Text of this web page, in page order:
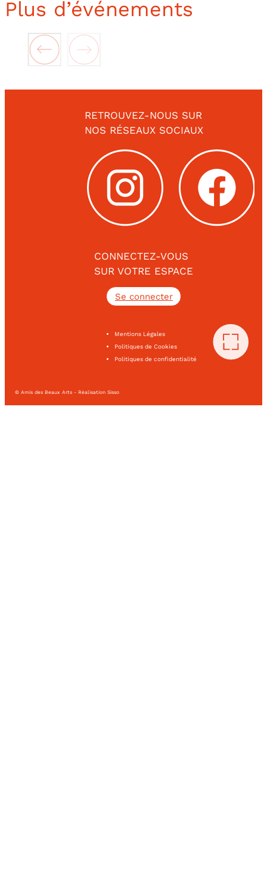
Plus d’événements
RETROUVEZ-NOUS SUR
NOS RÉSEAUX SOCIAUX
CONNECTEZ-VOUS
SUR VOTRE ESPACE
Se connecter
Mentions Légales
Politiques de Cookies
Politiques de confidentialité
© Amis des Beaux Arts - Réalisation Sisso